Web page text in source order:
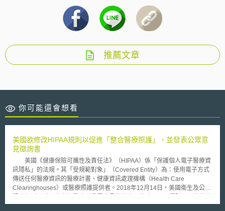
推薦文章
你可能還會想看
美國欲修改HIPAA規則以促進「整合醫療照護」，並發表公眾意
見徵詢書
美國《健康保險可攜性及責任法》（HIPAA）係「保護個人電子醫療資
訊隱私」的法規。其「受規範對象」（Covered Entity）為：使用電子方式
傳送任何醫療資訊的醫療計畫、健康資訊處理機構（Health Care
Clearinghouses）或醫療照護提供者。2018年12月14日，美國衛生及公共
醫療照護〉（Request for Information on Modifying HIPAA Rules to